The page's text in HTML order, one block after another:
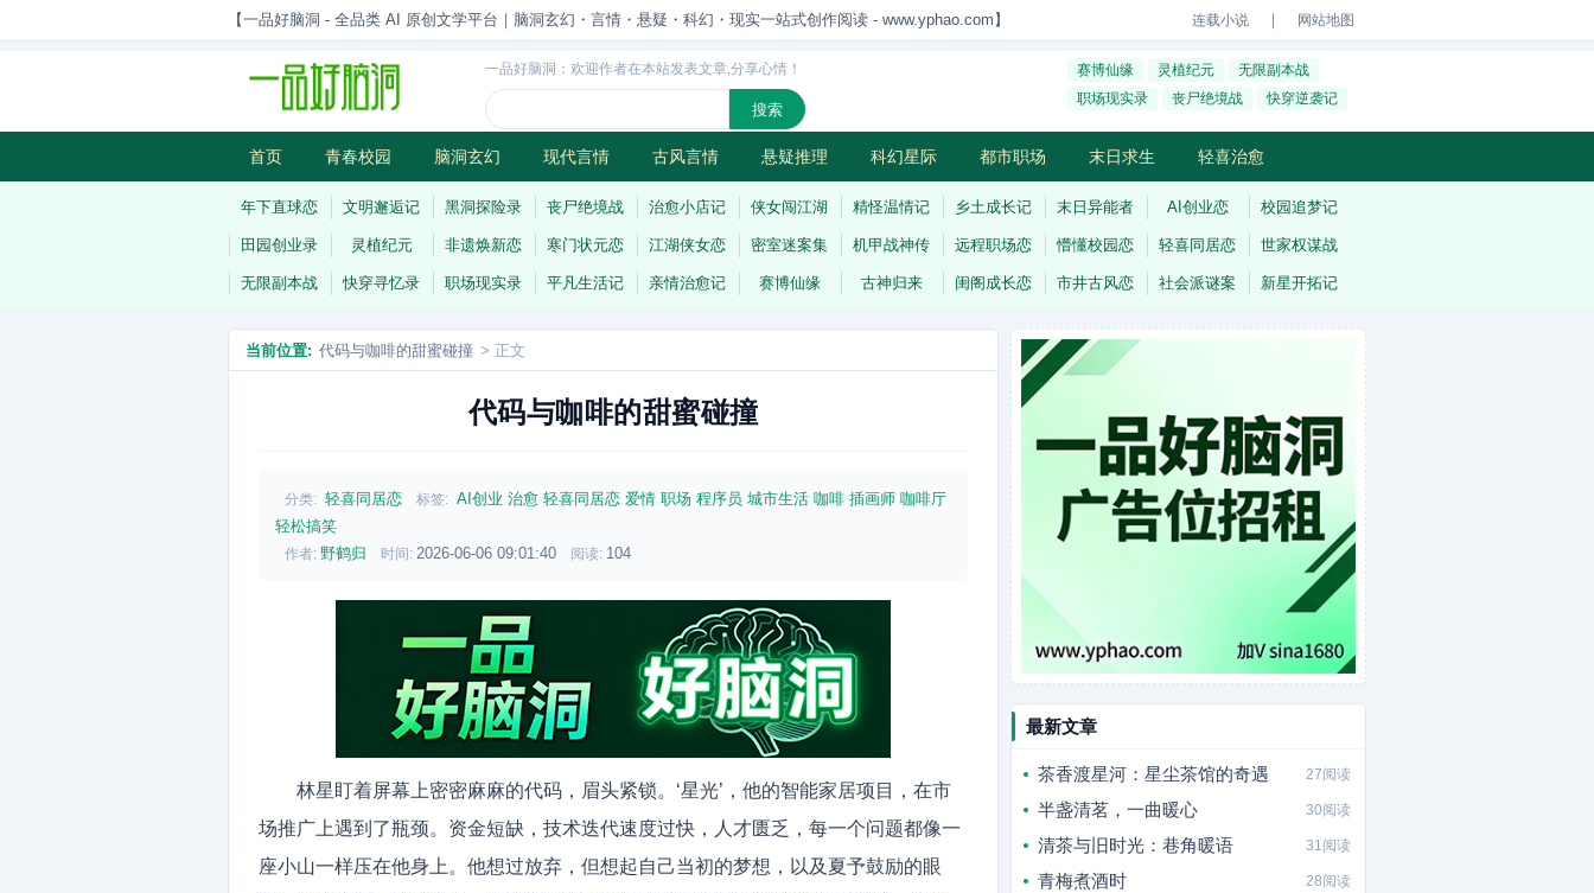
【一品好脑洞 - 全品类 AI 原创文学平台｜脑洞玄幻・言情・悬疑・科幻・现实一站式创作阅读 - www.yphao.com】 连载小说 ｜ 网站地图
一品好脑洞：欢迎作者在本站发表文章,分享心情！ 赛博仙缘 灵植纪元
无限副本战
职场现实录
丧尸绝境战 快穿逆袭记
首页 青春校园 脑洞玄幻 现代言情 古风言情 悬疑推理 科幻星际 都市职场 末日求生 轻喜治愈
历史权谋 武侠江湖 灵异志怪 连载
年下直球恋 文明邂逅记 黑洞探险录 丧尸绝境战 治愈小店记 侠女闯江湖 精怪温情记 乡土成长记 末日异能者 AI创业恋 校园追梦记
田园创业录 灵植纪元 非遗焕新恋 寒门状元恋 江湖侠女恋 密室迷案集 机甲战神传 远程职场恋 懵懂校园恋 轻喜同居恋 世家权谋战
无限副本战 快穿寻忆录 职场现实录 平凡生活记 亲情治愈记 赛博仙缘 古神归来 闺阁成长恋 市井古风恋 社会派谜案 新星开拓记
当前位置: 代码与咖啡的甜蜜碰撞 > 正文
代码与咖啡的甜蜜碰撞
分类: 轻喜同居恋 标签: AI创业 治愈 轻喜同居恋 爱情 职场 程序员 城市生活 咖啡 插画师 咖啡厅
轻松搞笑
作者: 野鹤归 时间: 2026-06-06 09:01:40 阅读: 104
林星盯着屏幕上密密麻麻的代码，眉头紧锁。‘星光’，他的智能家居项目，在市
场推广上遇到了瓶颈。资金短缺，技术迭代速度过快，人才匮乏，每一个问题都像一
座小山一样压在他身上。他想过放弃，但想起自己当初的梦想，以及夏予鼓励的眼
最新文章
茶香渡星河：星尘茶馆的奇遇 27阅读
半盏清茗，一曲暖心 30阅读
清茶与旧时光：巷角暖语 31阅读
青梅煮酒时 28阅读